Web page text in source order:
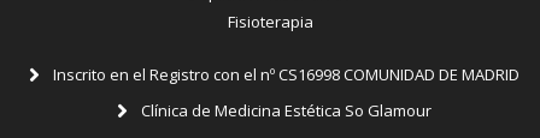
Fisioterapia
Inscrito en el Registro con el nº CS16998 COMUNIDAD DE MADRID
Clínica de Medicina Estética So Glamour